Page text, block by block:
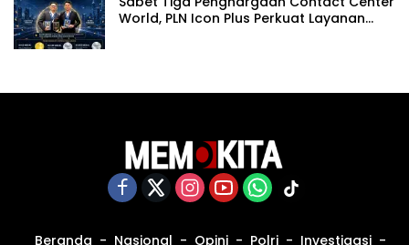
World, PLN Icon Plus Perkuat Layanan
Beranda Nasional Opini Polri Investigasi